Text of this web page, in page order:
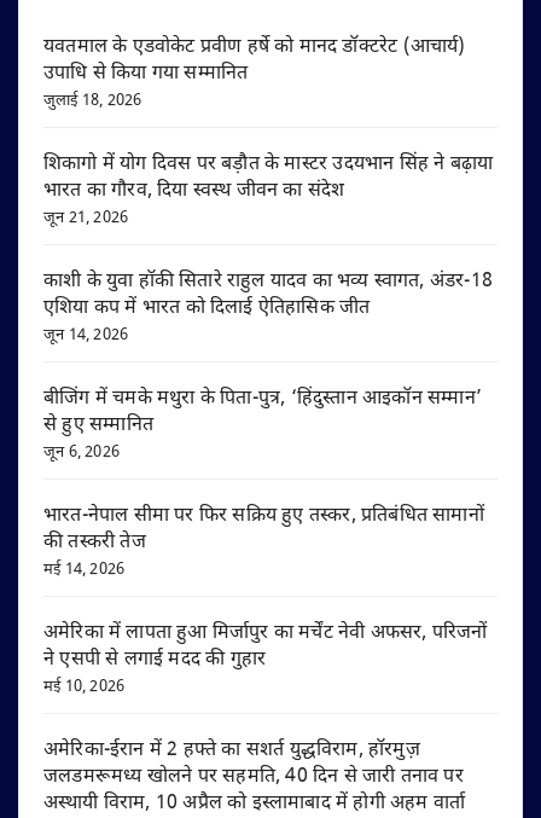
यवतमाल के एडवोकेट प्रवीण हर्षे को मानद डॉक्टरेट (आचार्य)
उपाधि से किया गया सम्मानित
जुलाई 18, 2026
शिकागो में योग दिवस पर बड़ौत के मास्टर उदयभान सिंह ने बढ़ाया
भारत का गौरव, दिया स्वस्थ जीवन का संदेश
जून 21, 2026
काशी के युवा हॉकी सितारे राहुल यादव का भव्य स्वागत, अंडर-18
एशिया कप में भारत को दिलाई ऐतिहासिक जीत
जून 14, 2026
बीजिंग में चमके मथुरा के पिता-पुत्र, ‘हिंदुस्तान आइकॉन सम्मान’
से हुए सम्मानित
जून 6, 2026
भारत-नेपाल सीमा पर फिर सक्रिय हुए तस्कर, प्रतिबंधित सामानों
की तस्करी तेज
मई 14, 2026
अमेरिका में लापता हुआ मिर्जापुर का मर्चेंट नेवी अफसर, परिजनों
ने एसपी से लगाई मदद की गुहार
मई 10, 2026
अमेरिका-ईरान में 2 हफ्ते का सशर्त युद्धविराम, हॉरमुज़
जलडमरूमध्य खोलने पर सहमति, 40 दिन से जारी तनाव पर
अस्थायी विराम, 10 अप्रैल को इस्लामाबाद में होगी अहम वार्ता